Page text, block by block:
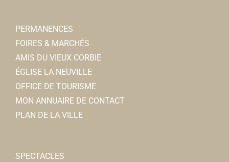
PERMANENCES
FOIRES & MARCHÉS
AMIS DU VIEUX CORBIE
ÉGLISE LA NEUVILLE
OFFICE DE TOURISME
MON ANNUAIRE DE CONTACT
PLAN DE LA VILLE
SPECTACLES